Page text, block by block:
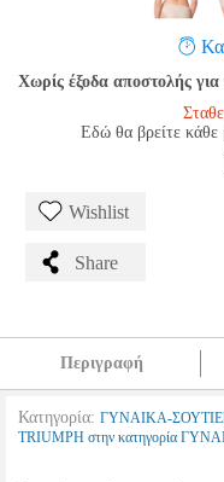
Χωρίς έξοδα αποστολής
Εδώ θα βρείτε κάθε
Wishlist
Share
Περιγραφή
Κατηγορία: ΓΥΝΑΙΚΑ-
TRIUMPH στην κατηγορία